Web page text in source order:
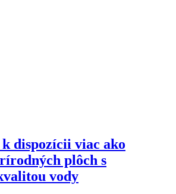
dispozícii viac ako
plôch s
vody